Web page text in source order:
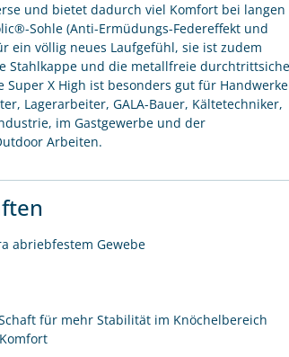
und bietet dadurch viel Komfort bei langen
Sohle (Anti-Ermüdungs-Federeffekt und
ein völlig neues Laufgefühl, sie ist zudem
Stahlkappe und die metallfreie
Super X High ist besonders gut für
Lagerarbeiter, GALA-Bauer, Kältetechniker,
im Gastgewerbe und der
Arbeiten.
abriebfestem Gewebe
für mehr Stabilität im Knöchelbereich